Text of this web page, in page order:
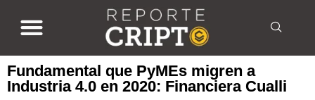
Fundamental que PyMEs migren a
Industria 4.0 en 2020: Financiera Cualli